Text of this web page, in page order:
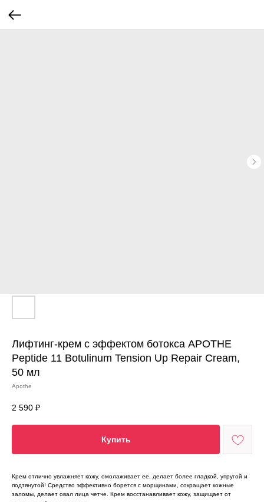
Лифтинг-крем с эффектом ботокса APOTHE
Peptide 11 Botulinum Tension Up Repair Cream,
50 мл
Apothe
2 590 ₽
Купить
Крем отлично увлажняет кожу, омолаживает ее, делает более гладкой, упругой и
подтянутой! Средство эффективно борется с морщинами, сокращает кожные
заломы, делает овал лица четче. Крем восстанавливает кожу, защищает от